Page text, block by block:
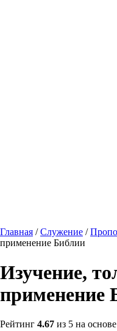
Главная /Служение /
применение Библии
Изучение,
применение
Рейтинг 4.67 из 5 на